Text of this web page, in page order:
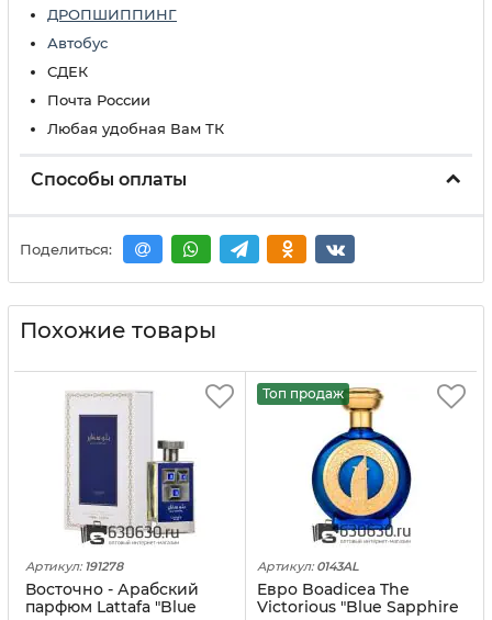
ДРОПШИППИНГ
Автобус
СДЕК
Почта России
Любая удобная Вам ТК
Способы оплаты
Поделиться:
Похожие товары
Артикул: 191278
Восточно - Арабский
парфюм Lattafa "Blue
Топ продаж
Артикул: 0143AL
Eвро Boadicea The
Victorious "Blue Sapphire